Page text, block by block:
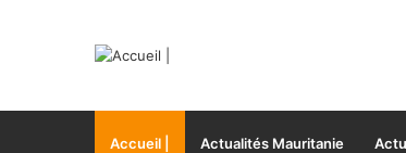
Accueil | Actualités Mauritanie